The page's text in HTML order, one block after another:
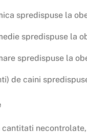
spredispuse la
spredispuse la
spredispuse la
de caini
cantitati